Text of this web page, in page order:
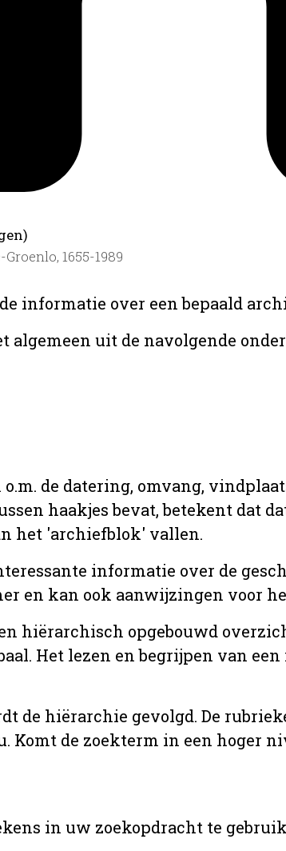
1655-1989
informatie over een bepaald
algemeen uit de navolgende
de datering, omvang,
haakjes bevat, betekent dat
het 'archiefblok' vallen.
informatie over de
en kan ook aanwijzingen voor
hiërarchisch opgebouwd
Het lezen en begrijpen van
de hiërarchie gevolgd. De
Komt de zoekterm in een hoger
in uw zoekopdracht te